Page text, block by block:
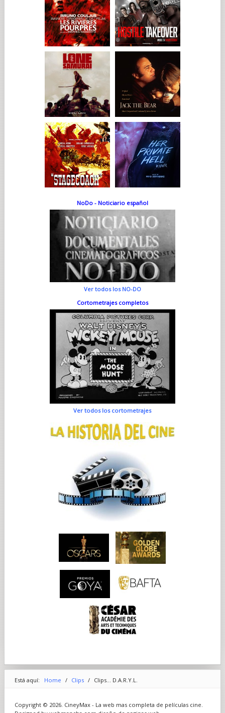
NoDo - Noticiario español
Ver todos los NO-DO
Cortometrajes completos
Ver todos los cortometrajes
Está aquí: Home / Clips / Clips... D.A.R.Y.L.
Copyright © 2026. CineyMax - La web mas completa de películas cine.